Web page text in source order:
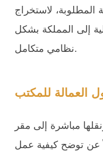
المطلوبة، لاستخراج
إلى المملكة بشكل
نظامي متكامل.
العمالة للمكتب
مباشرة إلى مقر
عن توضح كيفية عمل